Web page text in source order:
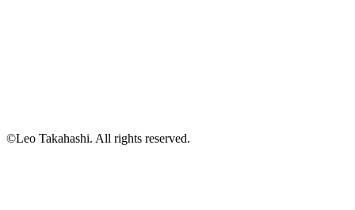
©Leo Takahashi. All rights reserved.